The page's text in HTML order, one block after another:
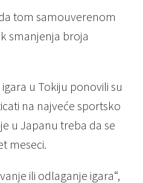
tom samouverenom
smanjenja broja
u Tokiju ponovili su
na najveće sportsko
u Japanu treba da se
meseci.
ili odlaganje igara“,